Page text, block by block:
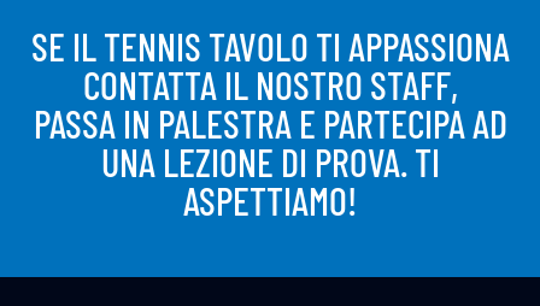
SE IL TENNIS TAVOLO TI APPASSIONA
CONTATTA IL NOSTRO STAFF,
PASSA IN PALESTRA E PARTECIPA AD
UNA LEZIONE DI PROVA. TI
ASPETTIAMO!